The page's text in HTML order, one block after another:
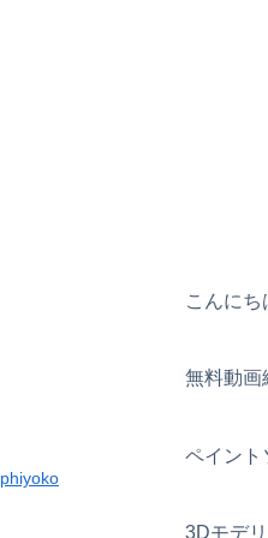
phiyoko
こんにち
無料動画
ペイント
3Dモデ